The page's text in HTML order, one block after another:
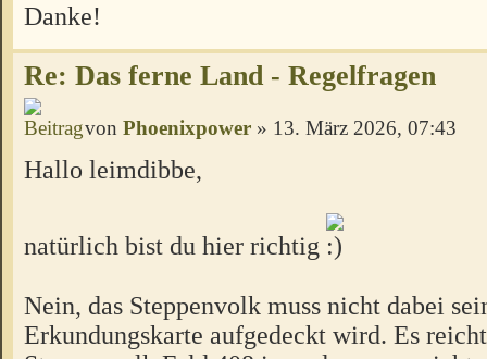
Danke!
Re: Das ferne Land - Regelfragen
von Phoenixpower » 13. März 2026, 07:43
Hallo leimdibbe,
natürlich bist du hier richtig
Nein, das Steppenvolk muss nicht dabei
Erkundungskarte aufgedeckt wird. Es